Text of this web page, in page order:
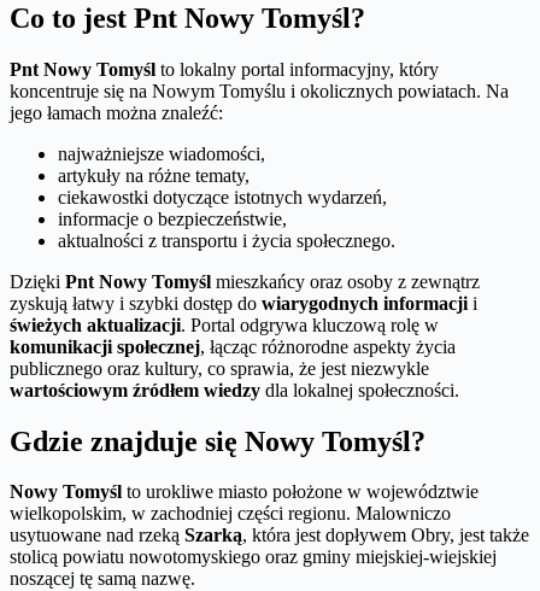
Co to jest Pnt Nowy Tomyśl?
Pnt Nowy Tomyśl to lokalny portal informacyjny, który
koncentruje się na Nowym Tomyślu i okolicznych powiatach. Na
jego łamach można znaleźć:
najważniejsze wiadomości,
artykuły na różne tematy,
ciekawostki dotyczące istotnych wydarzeń,
informacje o bezpieczeństwie,
aktualności z transportu i życia społecznego.
Dzięki Pnt Nowy Tomyśl mieszkańcy oraz osoby z zewnątrz
zyskują łatwy i szybki dostęp do wiarygodnych informacji i
świeżych aktualizacji. Portal odgrywa kluczową rolę w
komunikacji społecznej, łącząc różnorodne aspekty życia
publicznego oraz kultury, co sprawia, że jest niezwykle
wartościowym źródłem wiedzy dla lokalnej społeczności.
Gdzie znajduje się Nowy Tomyśl?
Nowy Tomyśl to urokliwe miasto położone w województwie
wielkopolskim, w zachodniej części regionu. Malowniczo
usytuowane nad rzeką Szarką, która jest dopływem Obry, jest także
stolicą powiatu nowotomyskiego oraz gminy miejskiej-wiejskiej
noszącej tę samą nazwę.